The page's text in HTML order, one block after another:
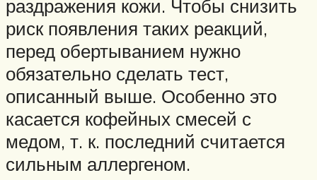
раздражения кожи. Чтобы снизить
риск появления таких реакций,
перед обертыванием нужно
обязательно сделать тест,
описанный выше. Особенно это
касается кофейных смесей с
медом, т. к. последний считается
сильным аллергеном.